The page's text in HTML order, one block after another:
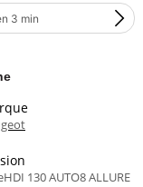
3 min
130 AUTO8 ALLURE